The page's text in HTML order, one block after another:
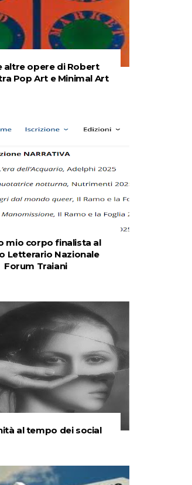
altre opere di Robert
Pop Art e Minimal Art
mio corpo finalista al
Letterario Nazionale
Forum Traiani
al tempo dei social